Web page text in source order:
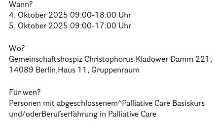
Berliner Hospizaktionen
Berliner Werkstattgespräche zur Hospiz- und Palliativarbeit
Aktion: Letzte Wünsche Wand
Presse & Aktuelles
Wann?
4. Oktober 2025 09:00-18:00 Uhr
5. Oktober 2025 09:00-17:00 Uhr
Wo?
Gemeinschaftshospiz Christophorus Kladower Damm 221,
14089 Berlin,Haus 11, Gruppenraum
Für wen?
Personen mit abgeschlossenem^Palliative Care Basiskurs
und/oderBerufserfahrung in Palliative Care